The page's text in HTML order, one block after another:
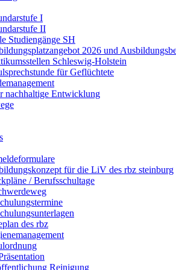
I
II
Studiengänge SH
2026 und
Schleswig-Holstein
für Geflüchtete
nachhaltige Entwicklung
für die LiV des rbz steinburg
/ Berufsschultage
des rbz
Reinigung